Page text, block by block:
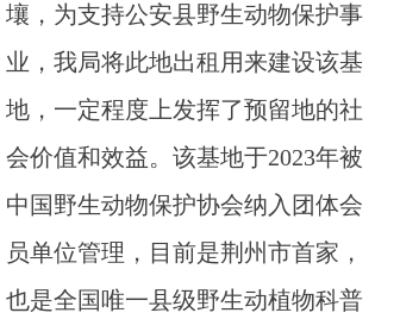
壤，为支持公安县野生动物保护事
业，我局将此地出租用来建设该基
地，一定程度上发挥了预留地的社
会价值和效益。该基地于2023年被
中国野生动物保护协会纳入团体会
员单位管理，目前是荆州市首家，
也是全国唯一县级野生动植物科普